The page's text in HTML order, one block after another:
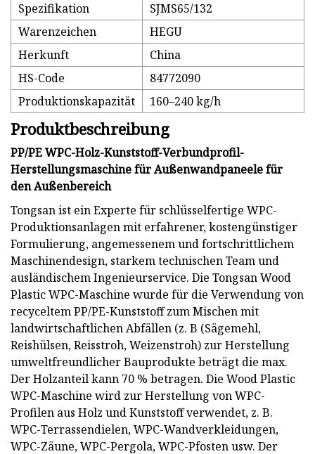
Spezifikation
SJMS65/132
Warenzeichen
HEGU
Herkunft
China
HS-Code
84772090
Produktionskapazität
160–240 kg/h
Produktbeschreibung
PP/PE WPC-Holz-Kunststoff-Verbundprofil-
Herstellungsmaschine für Außenwandpaneele für
den Außenbereich
Tongsan ist ein Experte für schlüsselfertige WPC-
Produktionsanlagen mit erfahrener, kostengünstiger
Formulierung, angemessenem und fortschrittlichem
Maschinendesign, starkem technischen Team und
ausländischem Ingenieurservice. Die Tongsan Wood
Plastic WPC-Maschine wurde für die Verwendung von
recyceltem PP/PE-Kunststoff zum Mischen mit
landwirtschaftlichen Abfällen (z. B (Sägemehl,
Reishülsen, Reisstroh, Weizenstroh) zur Herstellung
umweltfreundlicher Bauprodukte beträgt die max.
Der Holzanteil kann 70 % betragen. Die Wood Plastic
WPC-Maschine wird zur Herstellung von WPC-
Profilen aus Holz und Kunststoff verwendet, z. B.
WPC-Terrassendielen, WPC-Wandverkleidungen,
WPC-Zäune, WPC-Pergola, WPC-Pfosten usw. Der